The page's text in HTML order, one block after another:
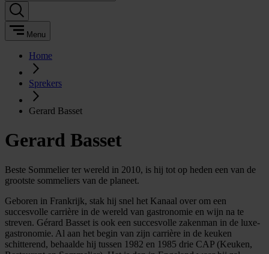
Menu
Home
Sprekers
Gerard Basset
Gerard Basset
Beste Sommelier ter wereld in 2010, is hij tot op heden een van de
grootste sommeliers van de planeet.
Geboren in Frankrijk, stak hij snel het Kanaal over om een
succesvolle carrière in de wereld van gastronomie en wijn na te
streven. Gérard Basset is ook een succesvolle zakenman in de luxe-
gastronomie. Al aan het begin van zijn carrière in de keuken
schitterend, behaalde hij tussen 1982 en 1985 drie CAP (Keuken,